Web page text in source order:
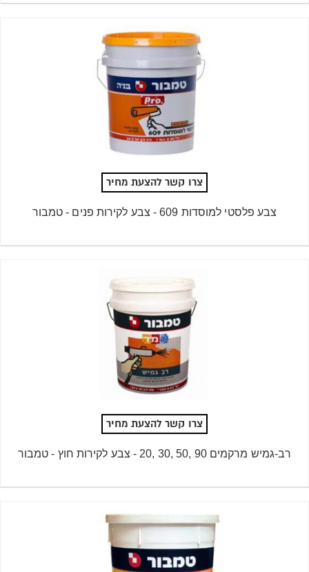
צרו קשר להצעת מחיר
צבע פלסטי למוסדות 609 - צבע לקירות פנים - טמבור
צרו קשר להצעת מחיר
רב-גמיש מרקמים 90 ,50 ,30 ,20 - צבע לקירות חוץ - טמבור